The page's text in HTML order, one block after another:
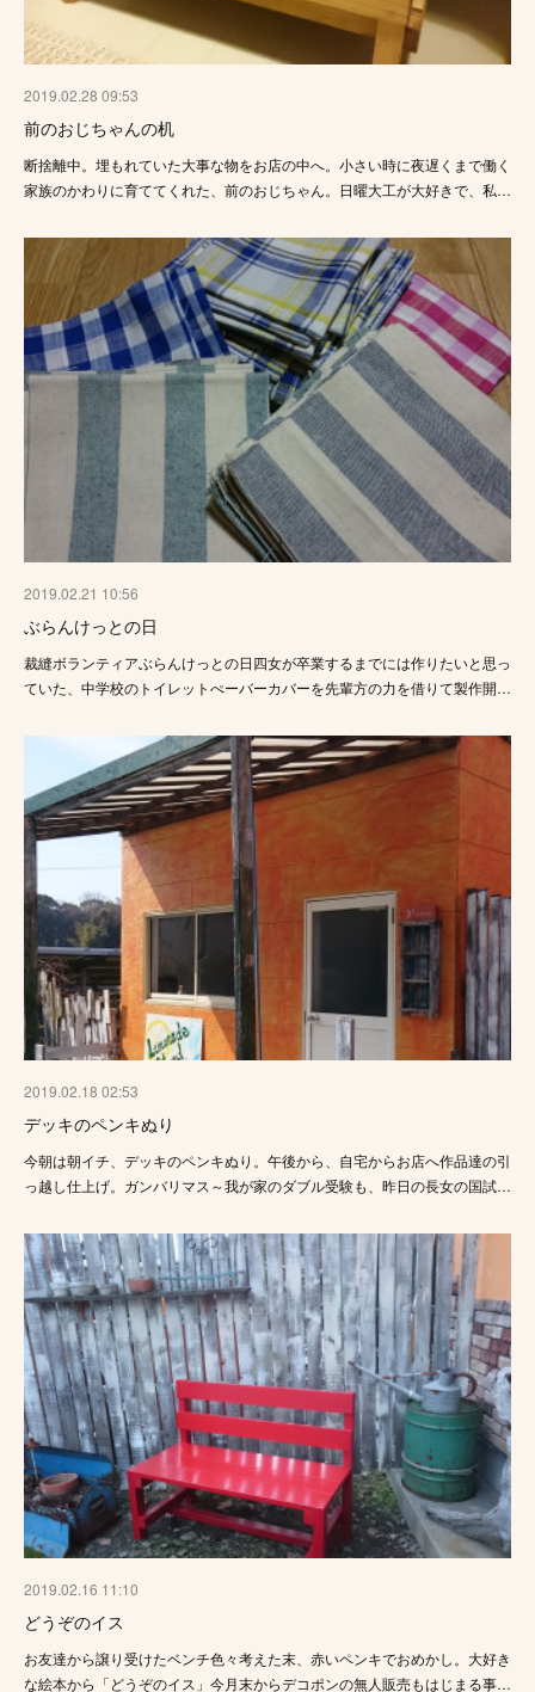
2019.02.28 09:53
前のおじちゃんの机
断捨離中。埋もれていた大事な物をお店の中へ。小さい時に夜遅くまで働く
家族のかわりに育ててくれた、前のおじちゃん。日曜大工が大好きで、私…
2019.02.21 10:56
ぶらんけっとの日
裁縫ボランティアぶらんけっとの日四女が卒業するまでには作りたいと思っ
ていた、中学校のトイレットぺーバーカバーを先輩方の力を借りて製作開…
2019.02.18 02:53
デッキのペンキぬり
今朝は朝イチ、デッキのペンキぬり。午後から、自宅からお店へ作品達の引
っ越し仕上げ。ガンバリマス～我が家のダブル受験も、昨日の長女の国試…
2019.02.16 11:10
どうぞのイス
お友達から譲り受けたベンチ色々考えた末、赤いペンキでおめかし。大好き
な絵本から「どうぞのイス」今月末からデコポンの無人販売もはじまる事…